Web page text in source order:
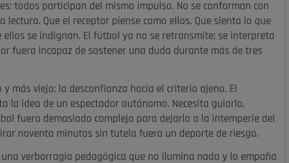
todos participan del mismo impulso. No se conforman con
Que el receptor piense como ellos. Que sienta lo que
ellos se indignan. El fútbol ya no se retransmite: se interpreta
fuera incapaz de sostener una duda durante más de tres
más viejo: la desconfianza hacia el criterio ajeno. El
la idea de un espectador autónomo. Necesita guiarlo,
fuera demasiado complejo para dejarlo a la intemperie del
noventa minutos sin tutela fuera un deporte de riesgo.
verborragia pedagógica que no ilumina nada y lo empaña